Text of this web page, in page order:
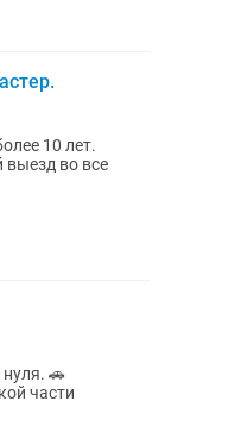
10 лет.
во все